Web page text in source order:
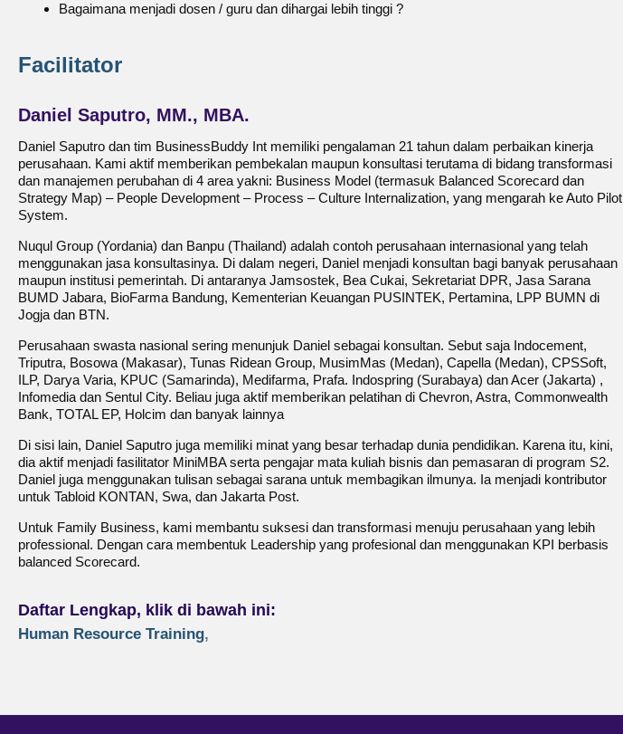
Bagaimana menjadi dosen / guru dan dihargai lebih tinggi ?
Facilitator
Daniel Saputro, MM., MBA.
Daniel Saputro dan tim BusinessBuddy Int memiliki pengalaman 21 tahun dalam perbaikan kinerja
perusahaan. Kami aktif memberikan pembekalan maupun konsultasi terutama di bidang transformasi
dan manajemen perubahan di 4 area yakni: Business Model (termasuk Balanced Scorecard dan
Strategy Map) – People Development – Process – Culture Internalization, yang mengarah ke Auto Pilot
System.
Nuqul Group (Yordania) dan Banpu (Thailand) adalah contoh perusahaan internasional yang telah
menggunakan jasa konsultasinya. Di dalam negeri, Daniel menjadi konsultan bagi banyak perusahaan
maupun institusi pemerintah. Di antaranya Jamsostek, Bea Cukai, Sekretariat DPR, Jasa Sarana
BUMD Jabara, BioFarma Bandung, Kementerian Keuangan PUSINTEK, Pertamina, LPP BUMN di
Jogja dan BTN.
Perusahaan swasta nasional sering menunjuk Daniel sebagai konsultan. Sebut saja Indocement,
Triputra, Bosowa (Makasar), Tunas Ridean Group, MusimMas (Medan), Capella (Medan), CPSSoft,
ILP, Darya Varia, KPUC (Samarinda), Medifarma, Prafa. Indospring (Surabaya) dan Acer (Jakarta) ,
Infomedia dan Sentul City. Beliau juga aktif memberikan pelatihan di Chevron, Astra, Commonwealth
Bank, TOTAL EP, Holcim dan banyak lainnya
Di sisi lain, Daniel Saputro juga memiliki minat yang besar terhadap dunia pendidikan. Karena itu, kini,
dia aktif menjadi fasilitator MiniMBA serta pengajar mata kuliah bisnis dan pemasaran di program S2.
Daniel juga menggunakan tulisan sebagai sarana untuk membagikan ilmunya. Ia menjadi kontributor
untuk Tabloid KONTAN, Swa, dan Jakarta Post.
Untuk Family Business, kami membantu suksesi dan transformasi menuju perusahaan yang lebih
professional. Dengan cara membentuk Leadership yang profesional dan menggunakan KPI berbasis
balanced Scorecard.
Daftar Lengkap, klik di bawah ini:
Human Resource Training